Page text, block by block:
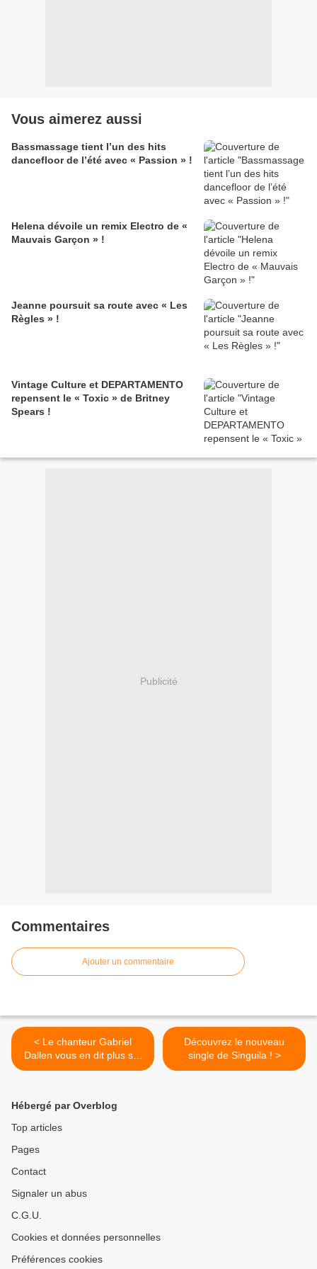
Vous aimerez aussi
Bassmassage tient l’un des hits
dancefloor de l’été avec « Passion » !
Helena dévoile un remix Electro de «
Mauvais Garçon » !
Jeanne poursuit sa route avec « Les
Règles » !
Vintage Culture et DEPARTAMENTO
repensent le « Toxic » de Britney
Spears !
Publicité
Commentaires
Ajouter un commentaire
< Le chanteur Gabriel
Dallen vous en dit plus sur
son nouvel EP fraichement
Découvrez le nouveau
single de Singuila ! >
Hébergé par Overblog
Top articles
Pages
Contact
Signaler un abus
C.G.U.
Cookies et données personnelles
Préférences cookies